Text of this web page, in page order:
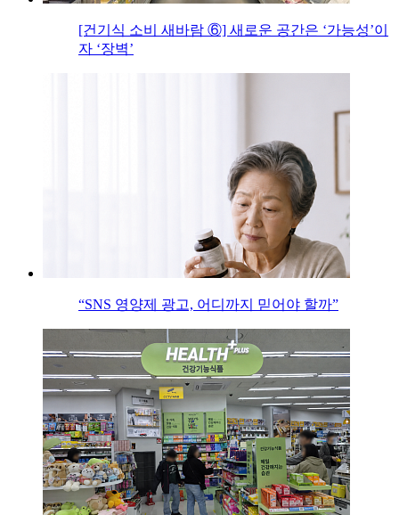
[건기식 소비 새바람 ⑥] 새로운 공간은 ‘가능성’이
자 ‘장벽’
“SNS 영양제 광고, 어디까지 믿어야 할까”